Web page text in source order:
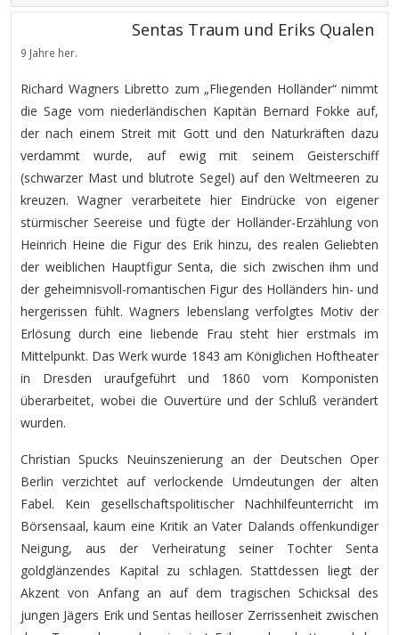
Sentas Traum und Eriks Qualen
9 Jahre her.
Richard Wagners Libretto zum „Fliegenden Holländer“ nimmt
die Sage vom niederländischen Kapitän Bernard Fokke auf,
der nach einem Streit mit Gott und den Naturkräften dazu
verdammt wurde, auf ewig mit seinem Geisterschiff
(schwarzer Mast und blutrote Segel) auf den Weltmeeren zu
kreuzen. Wagner verarbeitete hier Eindrücke von eigener
stürmischer Seereise und fügte der Holländer-Erzählung von
Heinrich Heine die Figur des Erik hinzu, des realen Geliebten
der weiblichen Hauptfigur Senta, die sich zwischen ihm und
der geheimnisvoll-romantischen Figur des Holländers hin- und
hergerissen fühlt. Wagners lebenslang verfolgtes Motiv der
Erlösung durch eine liebende Frau steht hier erstmals im
Mittelpunkt. Das Werk wurde 1843 am Königlichen Hoftheater
in Dresden uraufgeführt und 1860 vom Komponisten
überarbeitet, wobei die Ouvertüre und der Schluß verändert
wurden.
Christian Spucks Neuinszenierung an der Deutschen Oper
Berlin verzichtet auf verlockende Umdeutungen der alten
Fabel. Kein gesellschaftspolitischer Nachhilfeunterricht im
Börsensaal, kaum eine Kritik an Vater Dalands offenkundiger
Neigung, aus der Verheiratung seiner Tochter Senta
goldglänzendes Kapital zu schlagen. Stattdessen liegt der
Akzent von Anfang an auf dem tragischen Schicksal des
jungen Jägers Erik und Sentas heilloser Zerrissenheit zwischen